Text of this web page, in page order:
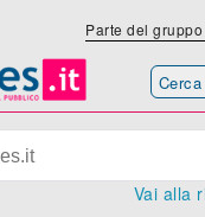
Parte del gruppo
Vai alla